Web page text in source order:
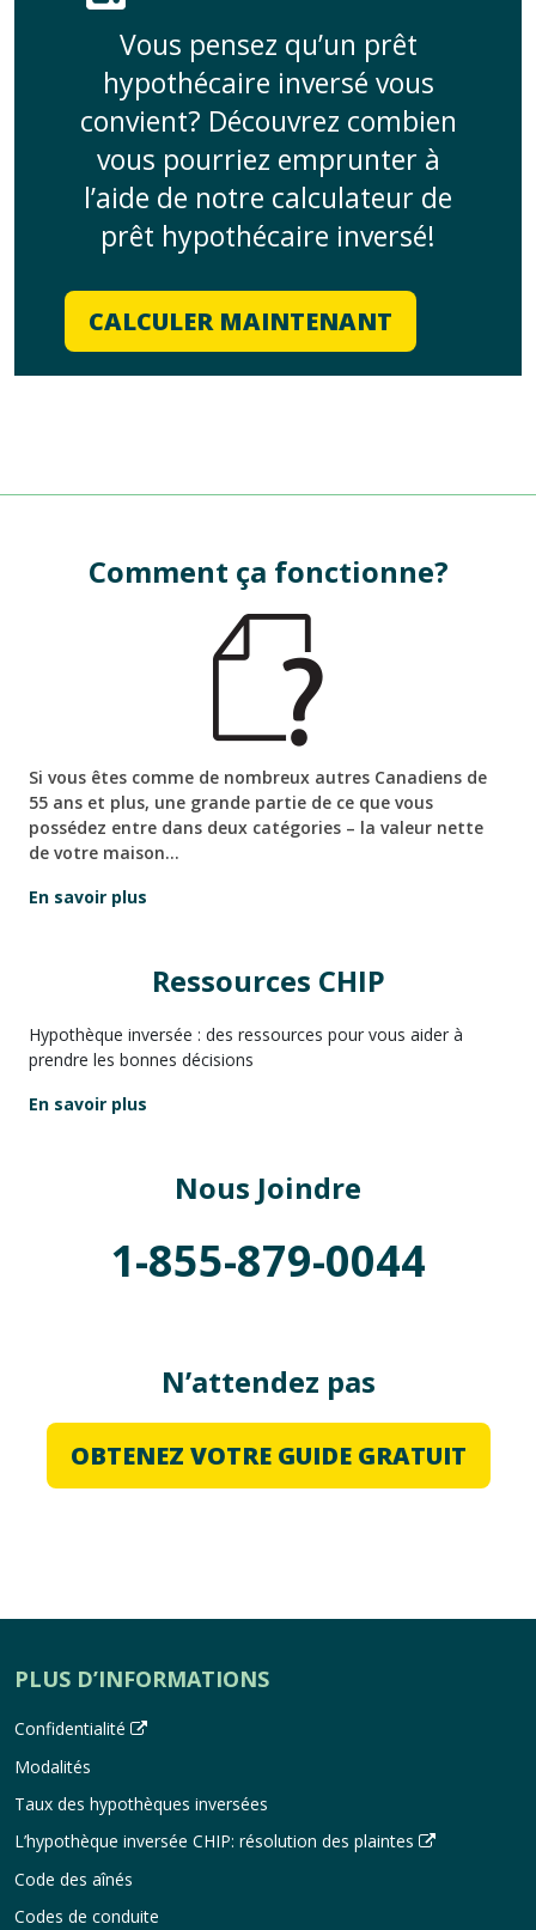
Vous pensez qu’un prêt
hypothécaire inversé vous
convient? Découvrez combien
vous pourriez emprunter à
l’aide de notre calculateur de
prêt hypothécaire inversé!
CALCULER MAINTENANT
Comment ça fonctionne?
Si vous êtes comme de nombreux autres Canadiens de
55 ans et plus, une grande partie de ce que vous
possédez entre dans deux catégories – la valeur nette
de votre maison…
En savoir plus
Ressources CHIP
Hypothèque inversée : des ressources pour vous aider à
prendre les bonnes décisions
En savoir plus
Nous Joindre
1-855-879-0044
N’attendez pas
OBTENEZ VOTRE GUIDE GRATUIT
PLUS D’INFORMATIONS
Confidentialité
Modalités
Taux des hypothèques inversées
L’hypothèque inversée CHIP: résolution des plaintes
Code des aînés
Codes de conduite